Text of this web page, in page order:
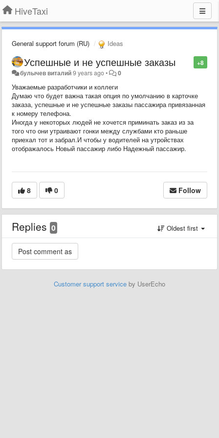
HiveTaxi
General support forum (RU) Ideas
+8
Успешные и не успешные заказы
булычев виталий9 years ago• 0
Уважаемые разработчики и коллеги
Думаю что будет важна такая опция по умолчанию в карточке
заказа, успешные и не успешные заказы пассажира привязанная
к номеру телефона.
Иногда у некоторых людей не хочется приминать заказ из за
того что они утраивают гонки между службами кто раньше
приехал тот и забрал.И чтобы у водителей на утройствах
отображалось Новый пассажир либо Надежный пассажир.
8 0 Follow
Replies 0 Oldest first
Customer support service by UserEcho